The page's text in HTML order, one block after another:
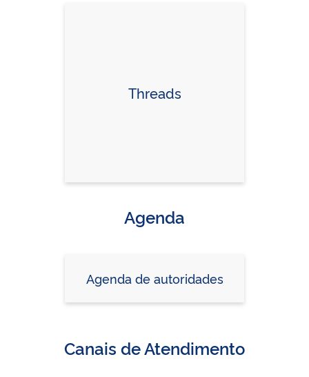
Threads
Agenda
Agenda de autoridades
Canais de Atendimento